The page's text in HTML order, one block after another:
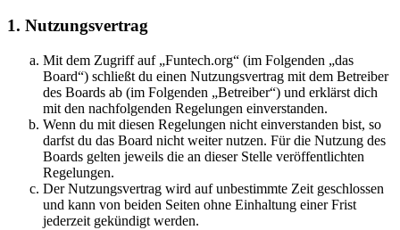
1. Nutzungsvertrag
Mit dem Zugriff auf „Funtech.org“ (im Folgenden „das
Board“) schließt du einen Nutzungsvertrag mit dem Betreiber
des Boards ab (im Folgenden „Betreiber“) und erklärst dich
mit den nachfolgenden Regelungen einverstanden.
Wenn du mit diesen Regelungen nicht einverstanden bist, so
darfst du das Board nicht weiter nutzen. Für die Nutzung des
Boards gelten jeweils die an dieser Stelle veröffentlichten
Regelungen.
Der Nutzungsvertrag wird auf unbestimmte Zeit geschlossen
und kann von beiden Seiten ohne Einhaltung einer Frist
jederzeit gekündigt werden.